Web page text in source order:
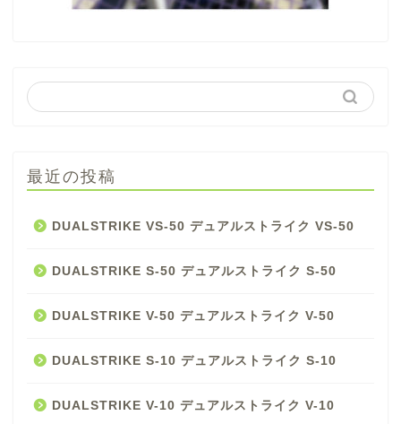
最近の投稿
DUALSTRIKE VS-50 デュアルストライク VS-50
DUALSTRIKE S-50 デュアルストライク S-50
DUALSTRIKE V-50 デュアルストライク V-50
DUALSTRIKE S-10 デュアルストライク S-10
DUALSTRIKE V-10 デュアルストライク V-10